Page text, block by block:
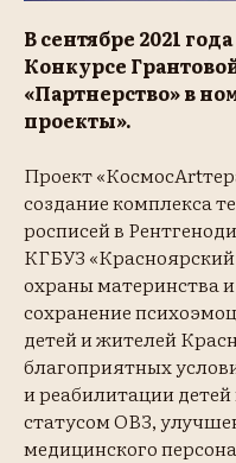
В сентябре 2021
Конкурсе
«Партнерство» в
проекты».
Проект
создание комплекса
росписей в
КГБУЗ
охраны материнства
сохранение
детей и жителей
благоприятных
и реабилитации
статусом ОВЗ,
медицинского